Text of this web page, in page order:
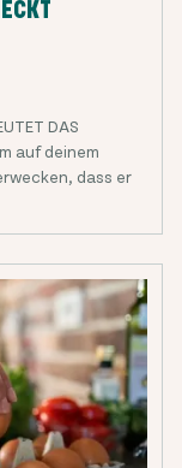
DAS
auf deinem
dass er